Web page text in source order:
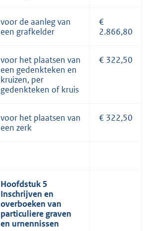
voor de aanleg van
een grafkelder
€
2.866,80
voor het plaatsen van
een gedenkteken en
kruizen, per
gedenkteken of kruis
€ 322,50
voor het plaatsen van
een zerk
€ 322,50
Hoofdstuk 5
Inschrijven en
overboeken van
particuliere graven
en urnennissen